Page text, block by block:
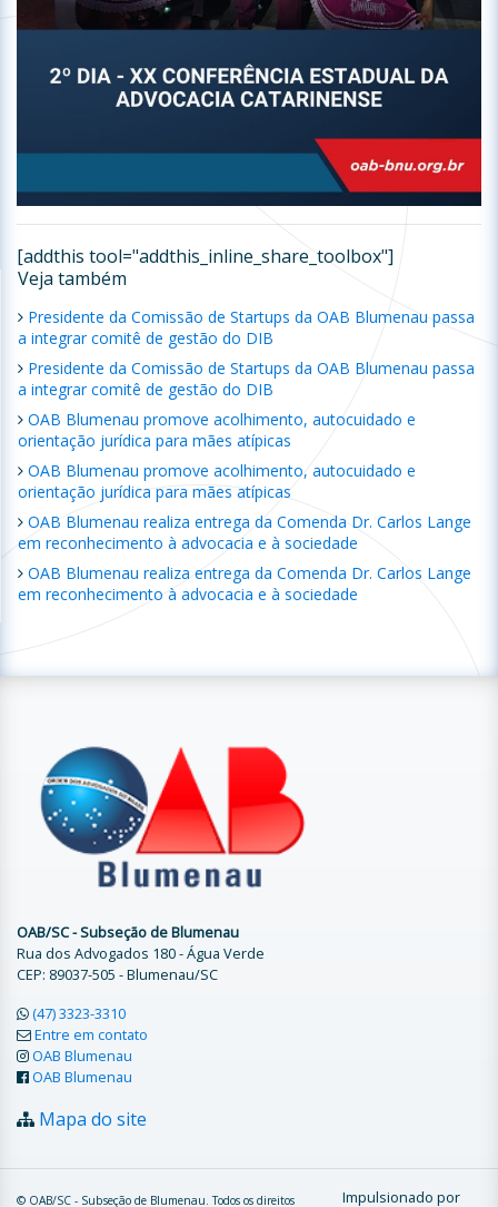
[addthis tool="addthis_inline_share_toolbox"]
Veja também
Presidente da Comissão de Startups da OAB Blumenau passa
a integrar comitê de gestão do DIB
Presidente da Comissão de Startups da OAB Blumenau passa
a integrar comitê de gestão do DIB
OAB Blumenau promove acolhimento, autocuidado e
orientação jurídica para mães atípicas
OAB Blumenau promove acolhimento, autocuidado e
orientação jurídica para mães atípicas
OAB Blumenau realiza entrega da Comenda Dr. Carlos Lange
em reconhecimento à advocacia e à sociedade
OAB Blumenau realiza entrega da Comenda Dr. Carlos Lange
em reconhecimento à advocacia e à sociedade
OAB/SC - Subseção de Blumenau
Rua dos Advogados 180 - Água Verde
CEP: 89037-505 - Blumenau/SC
(47) 3323-3310
Entre em contato
OAB Blumenau
OAB Blumenau
Mapa do site
© OAB/SC - Subseção de Blumenau. Todos os direitos Impulsionado por